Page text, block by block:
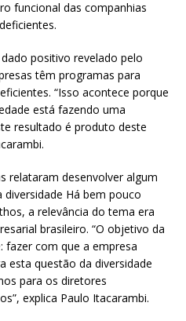
funcional das companhias
positivo revelado pelo
têm programas para
“Isso acontece porque
está fazendo uma
resultado é produto deste
relataram desenvolver algum
Há bem pouco
a relevância do tema era
brasileiro. “O objetivo da
fazer com que a empresa
esta questão da diversidade
para os diretores
explica Paulo Itacarambi.